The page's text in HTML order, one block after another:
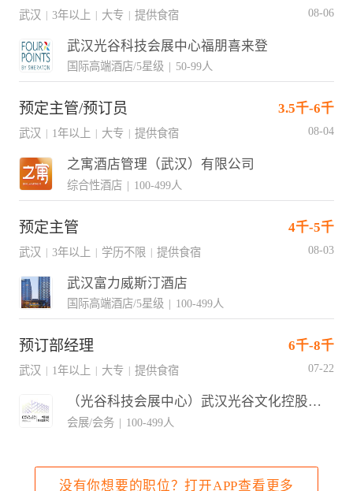
武汉 | 3年以上 | 大专 | 提供食宿 08-06
武汉光谷科技会展中心福朋喜来登
国际高端酒店/5星级 | 50-99人
预定主管/预订员 3.5千-6千
武汉 1年以上 大专 提供食宿 08-04
之寓酒店管理（武汉）有限公司
综合性酒店 | 100-499人
预定主管 4千-5千
武汉 | 3年以上 | 学历不限 | 提供食宿 08-03
武汉富力威斯汀酒店
国际高端酒店/5星级 | 100-499人
预订部经理 6千-8千
武汉 1年以上 大专 提供食宿 07-22
（光谷科技会展中心）武汉光谷文化控股集团有限公司
会展/会务 | 100-499人
没有你想要的职位？打开APP查看更多